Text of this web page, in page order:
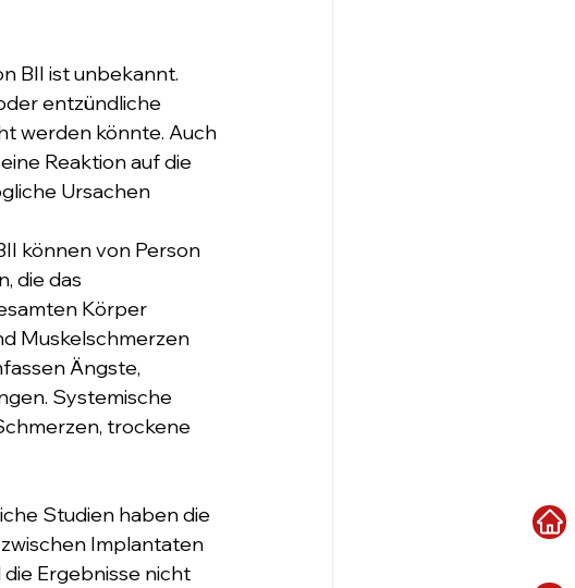
BII ist unbekannt.
entzündliche
werden könnte. Auch
Reaktion auf die
Ursachen
können von Person
die das
Körper
Muskelschmerzen
Ängste,
Systemische
trockene
Studien haben die
Implantaten
Ergebnisse nicht